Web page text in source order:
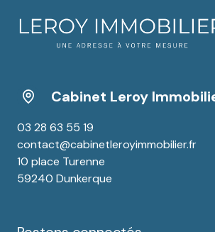
Cabinet Leroy
03 28 63 55 19
contact@cabinetleroyimmobilier.fr
10 place Turenne
59240 Dunkerque